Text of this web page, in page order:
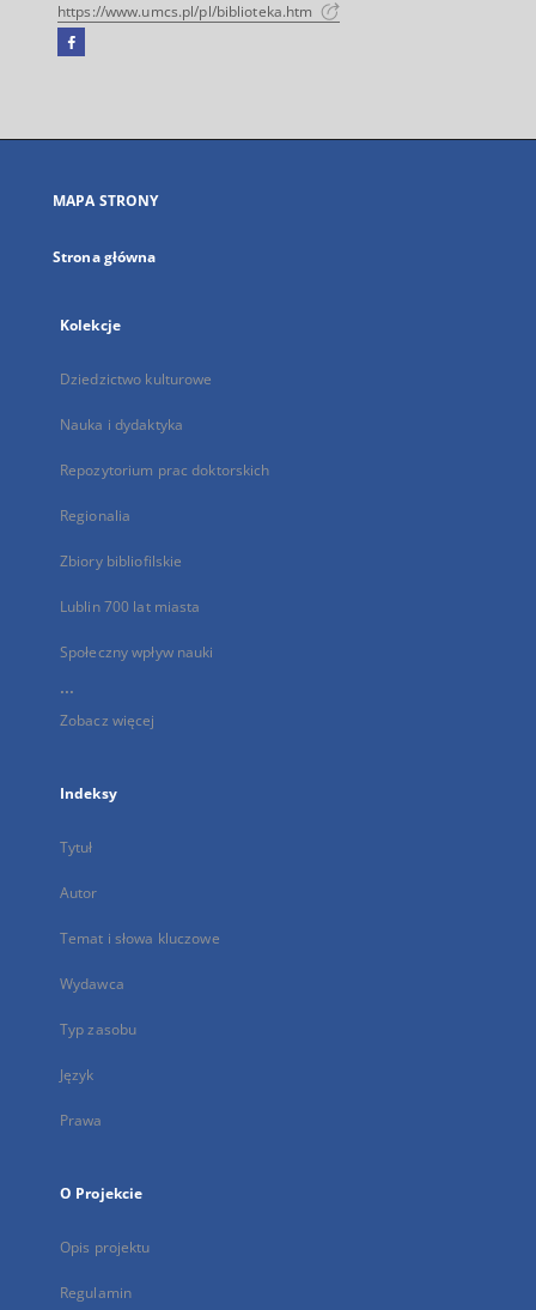
https://www.umcs.pl/pl/biblioteka.htm
Facebook
się
karcie
MAPA STRONY
Strona główna
Kolekcje
Dziedzictwo kulturowe
Nauka i dydaktyka
Repozytorium prac doktorskich
Regionalia
Zbiory bibliofilskie
Lublin 700 lat miasta
Społeczny wpływ nauki
...
Zobacz więcej
Indeksy
Tytuł
Autor
Temat i słowa kluczowe
Wydawca
Typ zasobu
Język
Prawa
O Projekcie
Opis projektu
Regulamin